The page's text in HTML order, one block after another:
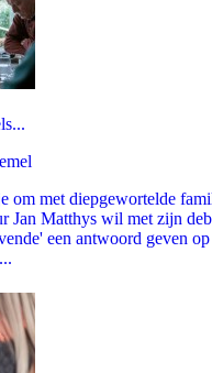
om met diepgewortelde
Jan Matthys wil met zijn
een antwoord geven